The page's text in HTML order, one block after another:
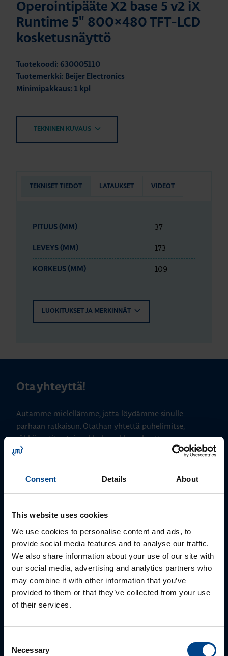
Consent Details About
This website uses cookies
We use cookies to personalise content and ads, to
provide social media features and to analyse our traffic.
We also share information about your use of our site with
our social media, advertising and analytics partners who
may combine it with other information that you’ve
provided to them or that they’ve collected from your use
of their services.
Selection
Necessary
Operointipääte X2 base 5 v2 iX
Runtime 5" 800×480 TFT-LCD
kosketusnäyttö
Tuotekoodi: 630005110
Tuotemerkki: Beijer Electronics
Minimipakkaus: 1 kpl
TEKNINEN KUVAUS
TEKNISET TIEDOT LATAUKSET VIDEOT
PITUUS (MM) 37
LEVEYS (MM) 173
KORKEUS (MM) 109
LUOKITUKSET JA MERKINNÄT
Ota yhteyttä!
Autamme mielellämme, jotta löydämme sinulle
parhaan ratkaisun. Otathan yhtettä puhelimitse,
sähköpostitse tai verkkolomakkeen kautta.
Tekninen tuki
0207 463 515
tuki@utuautomation.fi